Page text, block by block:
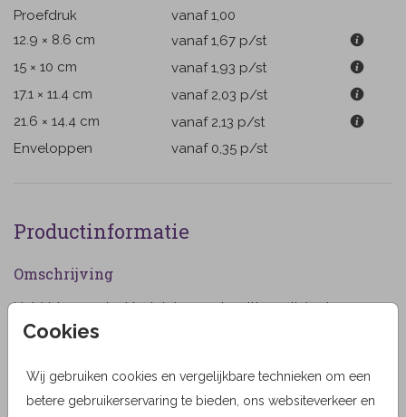
Cookies
Wij gebruiken cookies en vergelijkbare technieken om een
betere gebruikerservaring te bieden, ons websiteverkeer en
Proefdruk
vanaf 1,00
12.9 × 8.6 cm
vanaf 1,67 p/st
15 × 10 cm
vanaf 1,93 p/st
17.1 × 11.4 cm
vanaf 2,03 p/st
21.6 × 14.4 cm
vanaf 2,13 p/st
Enveloppen
vanaf 0,35 p/st
Productinformatie
Omschrijving
Licht blauwe dankbetuiging grote witte wolk in de
lucht voor man of vrouw. (35)
Designer
MyCards Design